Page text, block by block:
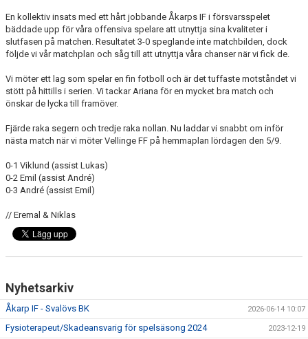
En kollektiv insats med ett hårt jobbande Åkarps IF i försvarsspelet
bäddade upp för våra offensiva spelare att utnyttja sina kvaliteter i
slutfasen på matchen. Resultatet 3-0 speglande inte matchbilden, dock
följde vi vår matchplan och såg till att utnyttja våra chanser när vi fick de.
Vi möter ett lag som spelar en fin fotboll och är det tuffaste motståndet vi
stött på hittills i serien. Vi tackar Ariana för en mycket bra match och
önskar de lycka till framöver.
Fjärde raka segern och tredje raka nollan. Nu laddar vi snabbt om inför
nästa match när vi möter Vellinge FF på hemmaplan lördagen den 5/9.
0-1 Viklund (assist Lukas)
0-2 Emil (assist André)
0-3 André (assist Emil)
// Eremal & Niklas
Nyhetsarkiv
Åkarp IF - Svalövs BK 2026-06-14 10:07
Fysioterapeut/Skadeansvarig för spelsäsong 2024 2023-12-19